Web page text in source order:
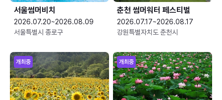
서울썸머비치
2026.07.20~2026.08.09
서울특별시 종로구
춘천 썸머워터 페스티벌
2026.07.17~2026.08.17
강원특별자치도 춘천시
개최중 개최중